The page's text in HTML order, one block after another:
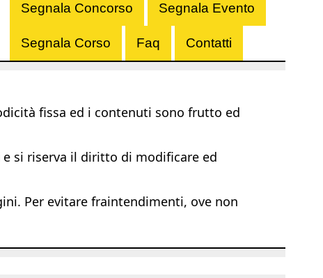
Segnala Concorso Segnala Evento
Segnala Corso Faq Contatti
fissa ed i contenuti sono frutto ed
si riserva il diritto di modificare ed
Per evitare fraintendimenti, ove non